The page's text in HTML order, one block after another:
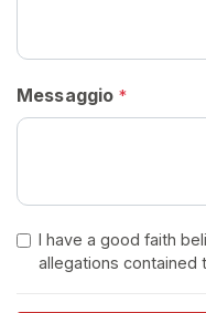
Messaggio *
I have a good faith
allegations contained
e
E
l
o